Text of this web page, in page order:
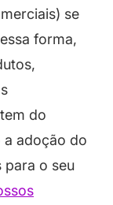
se
forma,
do
a adoção do
para o seu